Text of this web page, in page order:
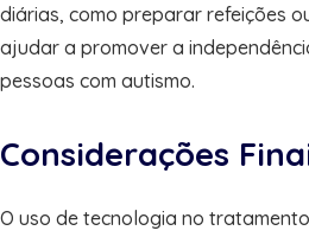
diárias, como preparar refeições
ajudar a promover a
pessoas com autismo.
Considerações
O uso de tecnologia no